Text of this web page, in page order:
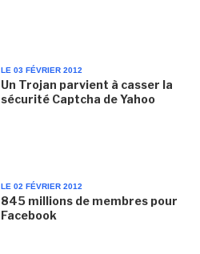
LE 03 FÉVRIER 2012
Un Trojan parvient à casser la
sécurité Captcha de Yahoo
LE 02 FÉVRIER 2012
845 millions de membres pour
Facebook